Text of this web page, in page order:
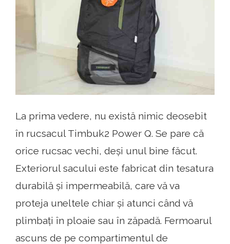
La prima vedere, nu există nimic deosebit
în rucsacul Timbuk2 Power Q. Se pare că
orice rucsac vechi, deși unul bine făcut.
Exteriorul sacului este fabricat din tesatura
durabilă și impermeabilă, care vă va
proteja uneltele chiar și atunci când vă
plimbați în ploaie sau în zăpadă. Fermoarul
ascuns de pe compartimentul de